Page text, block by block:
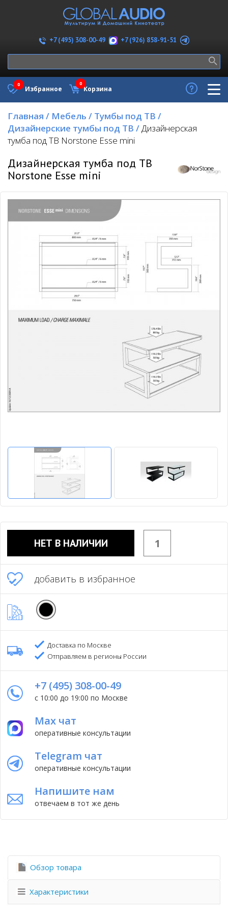
+7 (495) 308-00-49 +7 (926) 858-91-51
Избранное
0
Корзина
0
Главная / Мебель / Тумбы под ТВ /
Дизайнерские тумбы под ТВ /Дизайнерская
тумба под ТВ Norstone Esse mini
Дизайнерская тумба под ТВ
Norstone Esse mini
НЕТ В НАЛИЧИИ
добавить в избранное
Доставка по Москве
Отправляем в регионы России
+7 (495) 308-00-49
с 10:00 до 19:00 по Москве
Max чат
оперативные консультации
Telegram чат
оперативные консультации
Напишите нам
отвечаем в тот же день
Обзор товара
Характеристики